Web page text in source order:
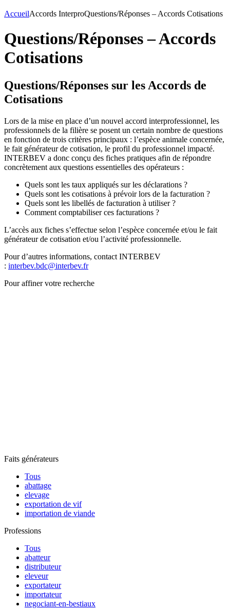
AccueilAccords InterproQuestions/Réponses – Accords Cotisations
Questions/Réponses – Accords
Cotisations
Questions/Réponses sur les Accords de
Cotisations
Lors de la mise en place d’un nouvel accord interprofessionnel, les
professionnels de la filière se posent un certain nombre de questions
en fonction de trois critères principaux : l’espèce animale concernée,
le fait générateur de cotisation, le profil du professionnel impacté.
INTERBEV a donc conçu des fiches pratiques afin de répondre
concrètement aux questions essentielles des opérateurs :
Quels sont les taux appliqués sur les déclarations ?
Quels sont les cotisations à prévoir lors de la facturation ?
Quels sont les libellés de facturation à utiliser ?
Comment comptabiliser ces facturations ?
L’accès aux fiches s’effectue selon l’espèce concernée et/ou le fait
générateur de cotisation et/ou l’activité professionnelle.
Pour d’autres informations, contact INTERBEV
: interbev.bdc@interbev.fr
Pour affiner votre recherche
Faits générateurs
Tous
abattage
elevage
exportation de vif
importation de viande
Professions
Tous
abatteur
distributeur
eleveur
exportateur
importateur
negociant-en-bestiaux